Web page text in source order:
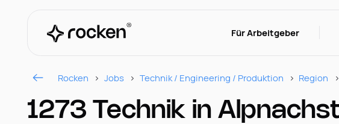
Für Arbeitgeber
Rocken Jobs Technik / Engineering / Produktion Region
1273 Technik in